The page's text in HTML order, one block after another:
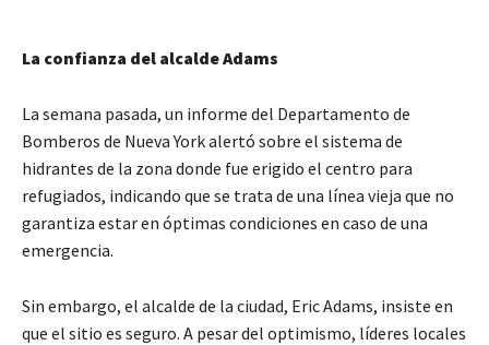
La confianza del alcalde Adams
La semana pasada, un informe del Departamento de
Bomberos de Nueva York alertó sobre el sistema de
hidrantes de la zona donde fue erigido el centro para
refugiados, indicando que se trata de una línea vieja que no
garantiza estar en óptimas condiciones en caso de una
emergencia.
Sin embargo, el alcalde de la ciudad, Eric Adams, insiste en
que el sitio es seguro. A pesar del optimismo, líderes locales